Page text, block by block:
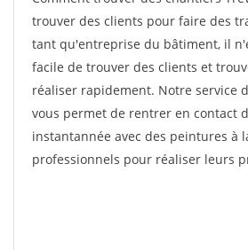
trouver des clients pour faire des
tant qu'entreprise du bâtiment, il
facile de trouver des clients et
réaliser rapidement. Notre service
vous permet de rentrer en contact
instantannée avec des peintures à
professionnels pour réaliser leurs